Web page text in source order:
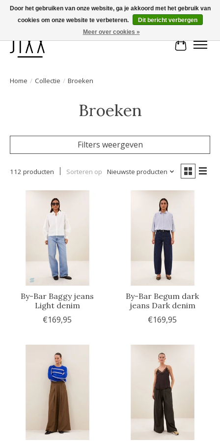
Voor 14.00 uur besteld, vandaag verstuurd | Gratis verzending vanaf € 75
Home / Collectie / Broeken
Broeken
Filters weergeven
112 producten Sorteren op Nieuwste producten
By-Bar Baggy jeans
Light denim
€169,95
By-Bar Begum dark
jeans Dark denim
€169,95
Door het gebruiken van onze website, ga je akkoord met het gebruik van
cookies om onze website te verbeteren.
Dit bericht verbergen
Meer over cookies »